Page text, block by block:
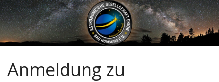
Zum
Haupt-
Inhalt
springen
Astronomische
Gesellschaft
Orion
Bad
Anmeldung zu